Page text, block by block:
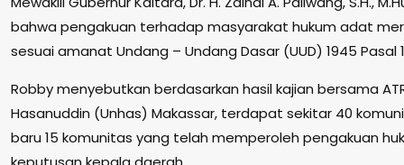
bahwa pengakuan terhadap masyarakat hukum adat
sesuai amanat Undang – Undang Dasar (UUD) 1945 Pasal
Robby menyebutkan berdasarkan hasil kajian bersama
Hasanuddin (Unhas) Makassar, terdapat sekitar 40
baru 15 komunitas yang telah memperoleh pengakuan